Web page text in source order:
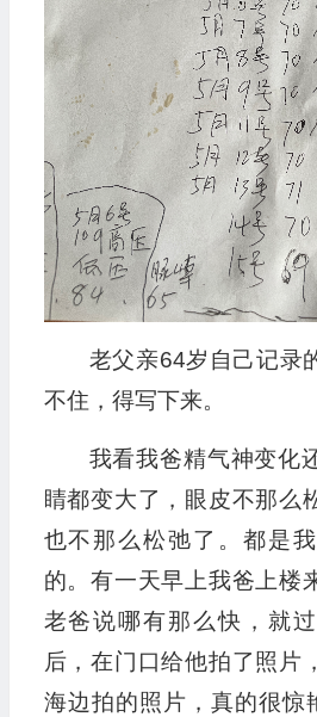
老父亲64岁自己记录
不住，得写下来。
我看我爸精气神变化
睛都变大了，眼皮不那么
也不那么松弛了。都是
的。有一天早上我爸上楼
老爸说哪有那么快，就
后，在门口给他拍了照片
海边拍的照片，真的很惊